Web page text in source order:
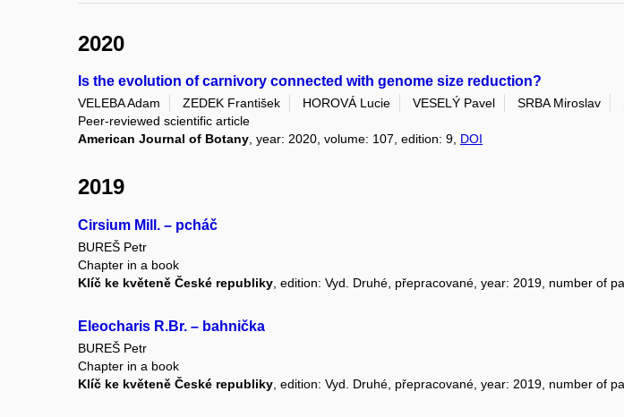
2020
Is the evolution of carnivory connected with genome size reduction?
VELEBA Adam ZEDEK František HOROVÁ Lucie VESELÝ Pavel SRBA Miroslav
Peer-reviewed scientific article
American Journal of Botany, year: 2020, volume: 107, edition: 9, DOI
2019
Cirsium Mill. – pcháč
BUREŠ Petr
Chapter in a book
Klíč ke květeně České republiky , edition: Vyd. Druhé, přepracované, year: 2019, number of
Eleocharis R.Br. – bahnička
BUREŠ Petr
Chapter in a book
Klíč ke květeně České republiky , edition: Vyd. Druhé, přepracované, year: 2019, number of